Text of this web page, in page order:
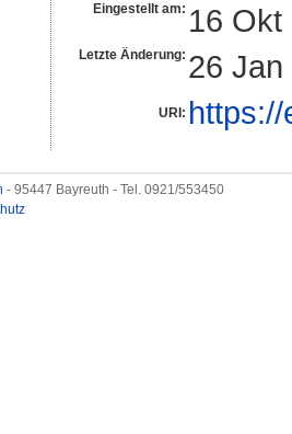
Eingestellt am: 16 Okt
Letzte Änderung: 26
URI:
- 95447 Bayreuth - Tel. 0921/553450